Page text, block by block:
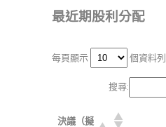
最近期股利分配
每頁顯示 個資料列
搜尋:
決議（擬